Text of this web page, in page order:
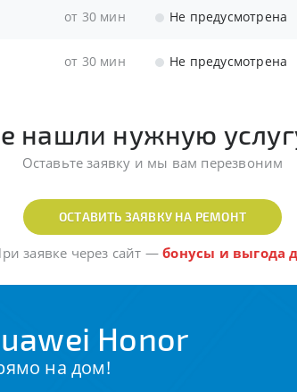
от 30 мин Не предусмотрена
от 30 мин Не предусмотрена
нашли нужную
Оставьте заявку и мы вам перезвоним
ОСТАВИТЬ ЗАЯВКУ НА РЕМОНТ
заявке через сайт —бонусы и выгода
Honor
на дом!